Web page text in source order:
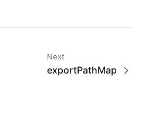
Next
exportPathMap